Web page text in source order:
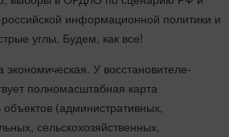
информационной политики и
углы. Будем, как все!
У восстановителе-
полномасштабная карта
(административных,
сельскохозяйственных,